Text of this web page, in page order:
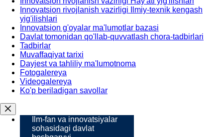
Innovatsion rivojlanish vazirligi Ilmiy-texnik kengash
yig'ilishlari
Innovatsion g'oyalar ma'lumotlar bazasi
Davlat tomonidan qo'llab-quvvatlash chora-tadbirlari
Tadbirlar
Muvaffaqiyat tarixi
Dayjest va tahliliy ma'lumotnoma
Fotogalereya
Videogalereya
Ko'p beriladigan savollar
Ilm-fan va innovatsiyalar
sohasidagi davlat